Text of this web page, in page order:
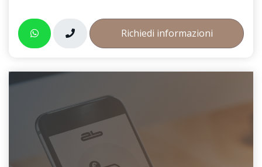
Richiedi informazioni